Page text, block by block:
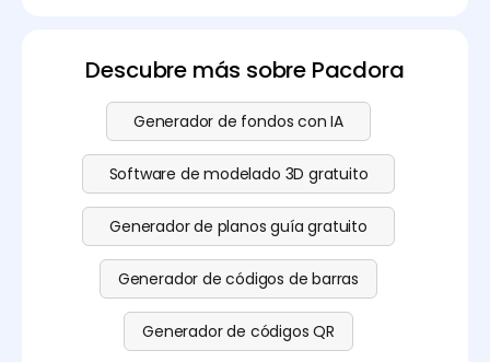
Descubre más sobre Pacdora
Generador de fondos con IA
Software de modelado 3D gratuito
Generador de planos guía gratuito
Generador de códigos de barras
Generador de códigos QR